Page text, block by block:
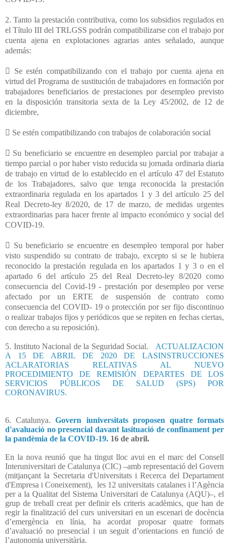
2. Tanto la prestación contributiva, como los subsidios regulados en
el Título III del TRLGSS podrán compatibilizarse con el trabajo por
cuenta ajena en explotaciones agrarias antes señalado, aunque
además:
 Se estén compatibilizando con el trabajo por cuenta ajena en
virtud del Programa de sustitución de trabajadores en formación por
trabajadores beneficiarios de prestaciones por desempleo previsto
en la disposición transitoria sexta de la Ley 45/2002, de 12 de
diciembre,
 Se estén compatibilizando con trabajos de colaboración social
 Su beneficiario se encuentre en desempleo parcial por trabajar a
tiempo parcial o por haber visto reducida su jornada ordinaria diaria
de trabajo en virtud de lo establecido en el artículo 47 del Estatuto
de los Trabajadores, salvo que tenga reconocida la prestación
extraordinaria regulada en los apartados 1 y 3 del artículo 25 del
Real Decreto-ley 8/2020, de 17 de marzo, de medidas urgentes
extraordinarias para hacer frente al impacto económico y social del
COVID-19.
 Su beneficiario se encuentre en desempleo temporal por haber
visto suspendido su contrato de trabajo, excepto si se le hubiera
reconocido la prestación regulada en los apartados 1 y 3 o en el
apartado 6 del artículo 25 del Real Decreto-ley 8/2020 como
consecuencia del Covid-19 - prestación por desempleo por verse
afectado por un ERTE de suspensión de contrato como
consecuencia del COVID- 19 o protección por ser fijo discontinuo
o realizar trabajos fijos y periódicos que se repiten en fechas ciertas,
con derecho a su reposición).
5. Instituto Nacional de la Seguridad Social.
ACTUALIZACION
A 15 DE ABRIL DE 2020 DE LASINSTRUCCIONES
ACLARATORIAS RELATIVAS AL NUEVO
PROCEDIMIENTO DE REMISIÓN DEPARTES DE LOS
SERVICIOS PÚBLICOS DE SALUD (SPS) POR
CORONAVIRUS.
6. Catalunya.Govern iuniversitats proposen quatre formats
d'avaluació no presencial davant lasituació de confinament per
la pandèmia de la COVID-19. 16 de abril.
En la nova reunió que ha tingut lloc avui en el marc del Consell
Interuniversitari de Catalunya (CIC) –amb representació del Govern
(mitjançant la Secretaria d'Universitats i Recerca del Departament
d'Empresa i Coneixement), les 12 universitats catalanes i l’Agència
per a la Qualitat del Sistema Universitari de Catalunya (AQU)–, el
grup de treball creat per definir els criteris acadèmics, que han de
regir la finalització del curs universitari en un escenari de docència
d’emergència en línia, ha acordat proposar quatre formats
d’avaluació no presencial i un seguit d’orientacions en funció de
l’autonomia universitària.